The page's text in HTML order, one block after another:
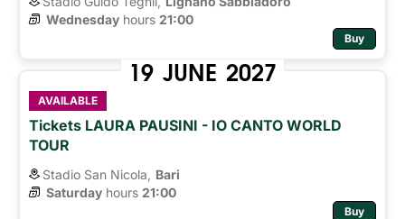
Wednesday hours 21:00
Buy
19 JUNE 2027
AVAILABLE
Tickets LAURA PAUSINI - IO CANTO WORLD
TOUR
Stadio San Nicola,
Bari
Saturday hours 21:00
Buy